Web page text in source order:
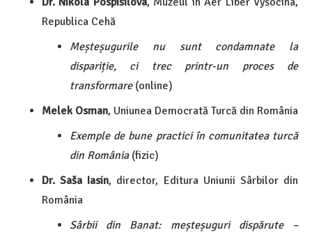
Republica Cehă
Meșteșugurile nu sunt condamnate la
dispariție, ci trec printr-un proces de
transformare(online)
Melek Osman, Uniunea Democrată Turcă din România
Exemple de bune practici în comunitatea turcă
din România(fizic)
Dr. Saša Iasin, director, Editura Uniunii Sârbilor din
România
Sârbii din Banat: meșteșuguri dispărute –